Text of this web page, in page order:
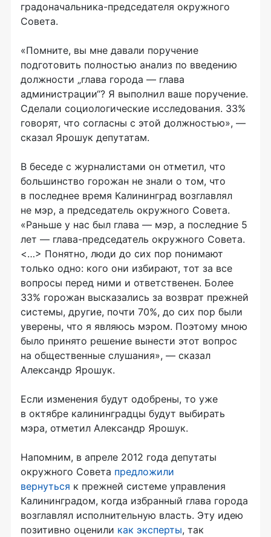
градоначальника-председателя окружного
Совета.
«Помните, вы мне давали поручение
подготовить полностью анализ по введению
должности „глава города — глава
администрации“? Я выполнил ваше поручение.
Сделали социологические исследования. 33%
говорят, что согласны с этой должностью», —
сказал Ярошук депутатам.
В беседе с журналистами он отметил, что
большинство горожан не знали о том, что
в последнее время Калининград возглавлял
не мэр, а председатель окружного Совета.
«Раньше у нас был глава — мэр, а последние 5
лет — глава-председатель окружного Совета.
<…> Понятно, люди до сих пор понимают
только одно: кого они избирают, тот за все
вопросы перед ними и ответственен. Более
33% горожан высказались за возврат прежней
системы, другие, почти 70%, до сих пор были
уверены, что я являюсь мэром. Поэтому мною
было принято решение вынести этот вопрос
на общественные слушания», — сказал
Александр Ярошук.
Если изменения будут одобрены, то уже
в октябре калининградцы будут выбирать
мэра, отметил Александр Ярошук.
Напомним, в апреле 2012 года депутаты
окружного Совета предложили
вернуться к прежней системе управления
Калининградом, когда избранный глава города
возглавлял исполнительную власть. Эту идею
позитивно оценили как эксперты, так